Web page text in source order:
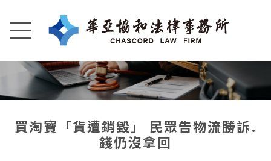
買淘寶「貨遭銷毀」 民眾告物流勝訴.
錢仍沒拿回